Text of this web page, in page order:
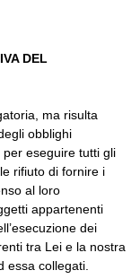
DEL
ma risulta
obblighi
eseguire tutti gli
rifiuto di fornire i
al loro
appartenenti
dei
tra Lei e la nostra
essa collegati.